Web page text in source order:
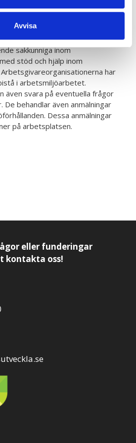
Avvisa
(om det inte finns något
sig av företagshälsovården
sakkunniga inom
stöd och hjälp inom
har
i arbetsmiljöarbetet.
även svara på eventuella frågor
behandlar även anmälningar
Dessa anmälningar
på arbetsplatsen.
eller funderingar
kontakta oss!